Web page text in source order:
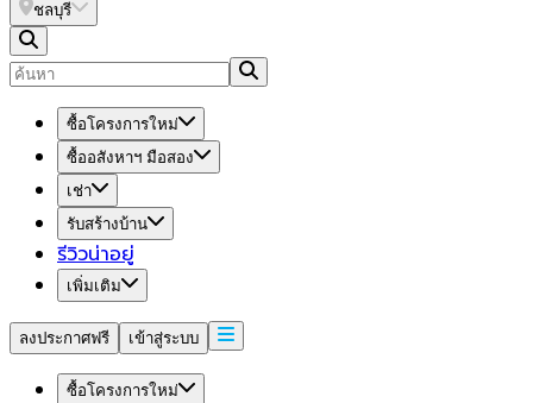
ชลบุรี
ซื้อโครงการใหม่
ซื้ออสังหาฯ มือสอง
เช่า
รับสร้างบ้าน
รีวิวน่าอยู่
เพิ่มเติม
ลงประกาศฟรี เข้าสู่ระบบ
ซื้อโครงการใหม่